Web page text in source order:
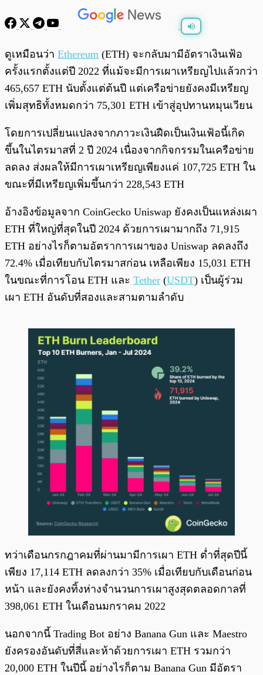
พร้อมเล่น / 0:00
ดูเหมือนว่า Ethereum (ETH) จะกลับมามีอัตราเงินเฟ้อ
ครั้งแรกตั้งแต่ปี 2022 ที่แม้จะมีการเผาเหรียญไปแล้วกว่า
465,657 ETH นับตั้งแต่ต้นปี แต่เครือข่ายยังคงมีเหรียญ
เพิ่มสุทธิทั้งหมดกว่า 75,301 ETH เข้าสู่อุปทานหมุนเวียน
โดยการเปลี่ยนแปลงจากภาวะเงินฝืดเป็นเงินเฟ้อนี้เกิด
ขึ้นในไตรมาสที่ 2 ปี 2024 เนื่องจากกิจกรรมในเครือข่าย
ลดลง ส่งผลให้มีการเผาเหรียญเพียงแค่ 107,725 ETH ใน
ขณะที่มีเหรียญเพิ่มขึ้นกว่า 228,543 ETH
อ้างอิงข้อมูลจาก CoinGecko Uniswap ยังคงเป็นแหล่งเผา
ETH ที่ใหญ่ที่สุดในปี 2024 ด้วยการเผามากถึง 71,915
ETH อย่างไรก็ตามอัตราการเผาของ Uniswap ลดลงถึง
72.4% เมื่อเทียบกับไตรมาสก่อน เหลือเพียง 15,031 ETH
ในขณะที่การโอน ETH และ Tether (USDT) เป็นผู้ร่วม
เผา ETH อันดับที่สองและสามตามลำดับ
ทว่าเดือนกรกฎาคมที่ผ่านมามีการเผา ETH ต่ำที่สุดปีนี้
เพียง 17,114 ETH ลดลงกว่า 35% เมื่อเทียบกับเดือนก่อน
หน้า และยังคงทิ้งห่างจำนวนการเผาสูงสุดตลอดกาลที่
398,061 ETH ในเดือนมกราคม 2022
นอกจากนี้ Trading Bot อย่าง Banana Gun และ Maestro
ยังครองอันดับที่สี่และห้าด้วยการเผา ETH รวมกว่า
20,000 ETH ในปีนี้ อย่างไรก็ตาม Banana Gun มีอัตรา